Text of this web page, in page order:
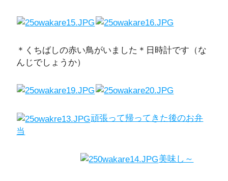
＊くちばしの赤い鳥がいました＊日時計です（な
んじでしょうか）
頑張って帰ってきた後のお弁
当
美味し～